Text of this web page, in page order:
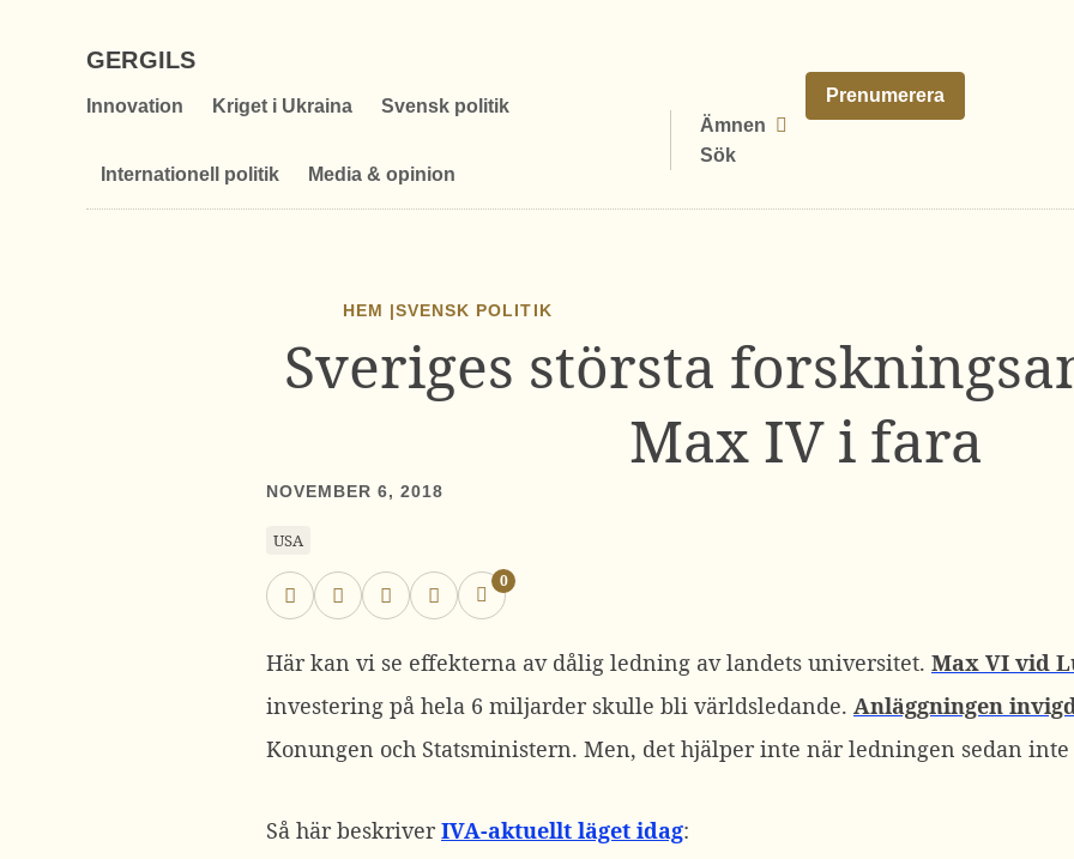
GERGILS
Innovation Kriget i Ukraina Svensk politik
Internationell politik Media & opinion
Ämnen
Sök
Prenumerera
HEM |SVENSK POLITIK
Sveriges största
Max IV i fara
NOVEMBER 6, 2018
USA
0
Här kan vi se effekterna av dålig ledning av landets universitet. Max VI vid
investering på hela 6 miljarder skulle bli världsledande. Anläggningen
Konungen och Statsministern. Men, det hjälper inte när ledningen sedan
Så här beskriver IVA-aktuellt läget idag: